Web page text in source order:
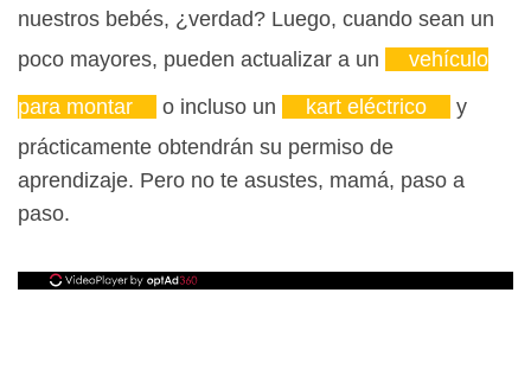
nuestros bebés, ¿verdad? Luego, cuando sean un
poco mayores, pueden actualizar a un
vehículo
para montar
o incluso un kart eléctrico
y
prácticamente obtendrán su permiso de
aprendizaje. Pero no te asustes, mamá, paso a
paso.